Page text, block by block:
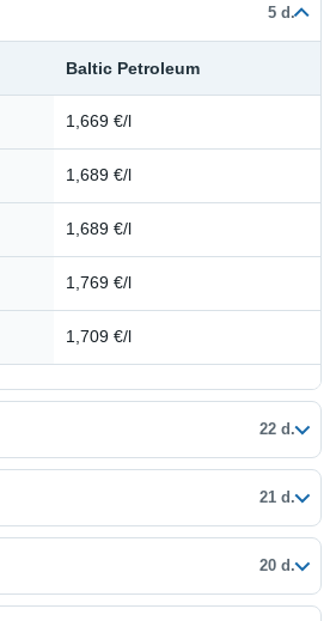
5 d.
Baltic Petroleum
1,669 €/l
1,689 €/l
1,689 €/l
1,769 €/l
1,709 €/l
22 d.
21 d.
20 d.